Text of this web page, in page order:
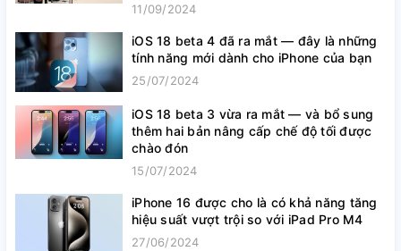
11/09/2024
iOS 18 beta 4 đã ra mắt — đây là những
tính năng mới dành cho iPhone của bạn
25/07/2024
iOS 18 beta 3 vừa ra mắt — và bổ sung
thêm hai bản nâng cấp chế độ tối được
chào đón
15/07/2024
iPhone 16 được cho là có khả năng tăng
hiệu suất vượt trội so với iPad Pro M4
27/06/2024